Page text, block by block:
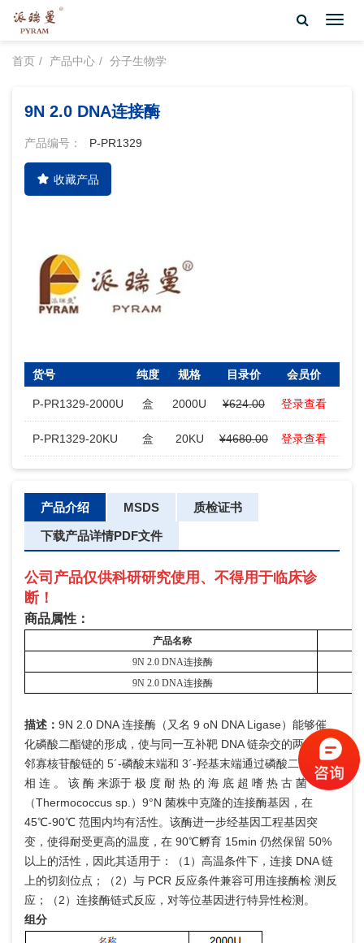
首页
产品中心 分子生物学
9N 2.0 DNA连接酶
产品编号： P-PR1329
收藏产品
货号 纯度 规格 目录价 会员价
P-PR1329-2000U 盒 2000U ¥624.00 登录查看
P-PR1329-20KU 盒 20KU ¥4680.00 登录查看
产品介绍 MSDS 质检证书
下载产品详情PDF文件
公司产品仅供科研研究使用、不得用于临床诊
断！
商品属性：
产品名称
9N 2.0 DNA连接酶
9N 2.0 DNA连接酶
描述： 9N 2.0 DNA 连接酶（又名 9 oN DNA Ligase）能够催
化磷酸二酯键的形成，使与同一互补靶 DNA 链杂交的两条 相
邻寡核苷酸链的 5´-磷酸末端和 3´-羟基末端通过磷酸二 酯 键
相 连 。 该 酶 来源于 极 度 耐 热 的 海 底 超 嗜 热 古 菌
（Thermococcus sp.）9°N 菌株中克隆的连接酶基因，在
45℃-90℃ 范围内均有活性。该酶进一步经基因工程基因突
变，使得耐受更高的温度，在 90℃孵育 15min 仍然保留 50%
以上的活性，因此其适用于：（1）高温条件下，连接 DNA 链
上的切刻位点；（2）与 PCR 反应条件兼容可用连接酶检 测反
应；（2）连接酶链式反应，对等位基因进行特异性检测。
组分